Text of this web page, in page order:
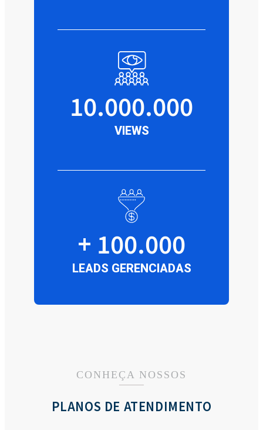
10.000.000
VIEWS
+ 100.000
LEADS GERENCIADAS
CONHEÇA NOSSOS
PLANOS DE ATENDIMENTO